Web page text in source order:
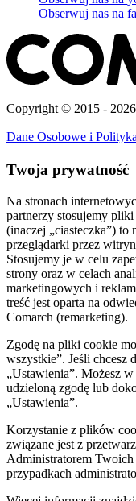
Obserwuj nas na
Copyright © 2015 -
Dane Osobowe i
Twoja prywatność
Na stronach
partnerzy stosujemy
(inaczej „ciasteczka”)
przeglądarki przez
Stosujemy je w celu
strony oraz w celach
marketingowych i
treść jest oparta na
Comarch (remarketing).
Zgodę na pliki cookie
wszystkie”. Jeśli
„Ustawienia”. Możesz
udzieloną zgodę lub
„Ustawienia”.
Korzystanie z plików
związane jest z
Administratorem
przypadkach